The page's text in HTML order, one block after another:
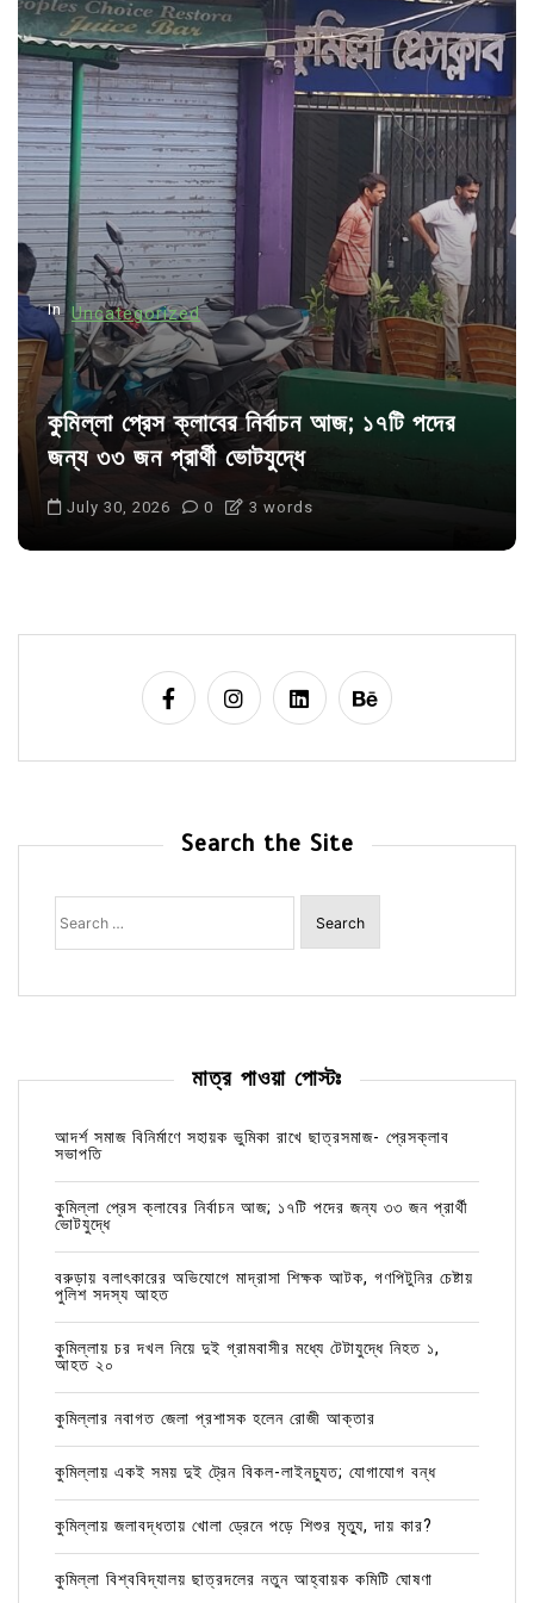
v
i
g
a
t
i
o
n
In Uncategorized
কুমিল্লা প্রেস ক্লাবের নির্বাচন আজ; ১৭টি পদের
জন্য ৩৩ জন প্রার্থী ভোটযুদ্ধে
July 30, 2026 0 3 words
Search the Site
Search
for:
মাত্র পাওয়া পোস্টঃ
আদর্শ সমাজ বিনির্মাণে সহায়ক ভুমিকা রাখে ছাত্রসমাজ- প্রেসক্লাব
সভাপতি
কুমিল্লা প্রেস ক্লাবের নির্বাচন আজ; ১৭টি পদের জন্য ৩৩ জন প্রার্থী
ভোটযুদ্ধে
বরুড়ায় বলাৎকারের অভিযোগে মাদ্রাসা শিক্ষক আটক, গণপিটুনির চেষ্টায়
পুলিশ সদস্য আহত
কুমিল্লায় চর দখল নিয়ে দুই গ্রামবাসীর মধ্যে টেটাযুদ্ধে নিহত ১,
আহত ২০
কুমিল্লার নবাগত জেলা প্রশাসক হলেন রোজী আক্তার
কুমিল্লায় একই সময় দুই ট্রেন বিকল-লাইনচ্যুত; যোগাযোগ বন্ধ
কুমিল্লায় জলাবদ্ধতায় খোলা ড্রেনে পড়ে শিশুর মৃত্যু, দায় কার?
কুমিল্লা বিশ্ববিদ্যালয় ছাত্রদলের নতুন আহ্বায়ক কমিটি ঘোষণা